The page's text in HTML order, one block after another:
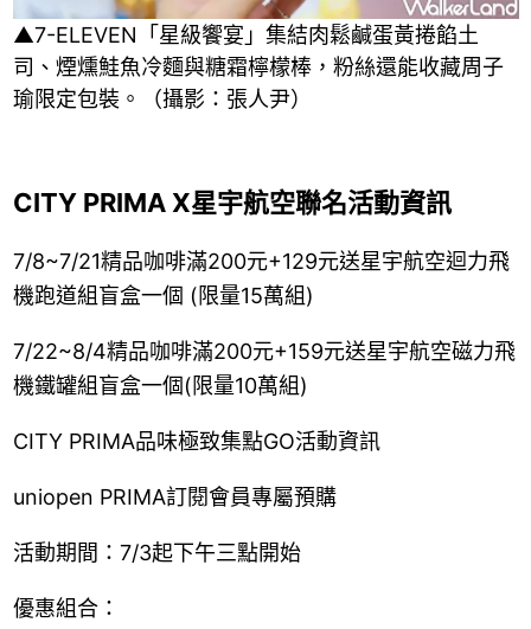
▲7-ELEVEN「星級饗宴」集結肉鬆鹹蛋黃捲餡土
司、煙燻鮭魚冷麵與糖霜檸檬棒，粉絲還能收藏周子
瑜限定包裝。（攝影：張人尹）
CITY PRIMA X星宇航空聯名活動資訊
7/8~7/21精品咖啡滿200元+129元送星宇航空迴力飛
機跑道組盲盒一個 (限量15萬組)
7/22~8/4精品咖啡滿200元+159元送星宇航空磁力飛
機鐵罐組盲盒一個(限量10萬組)
CITY PRIMA品味極致集點GO活動資訊
uniopen PRIMA訂閱會員專屬預購
活動期間：7/3起下午三點開始
優惠組合：